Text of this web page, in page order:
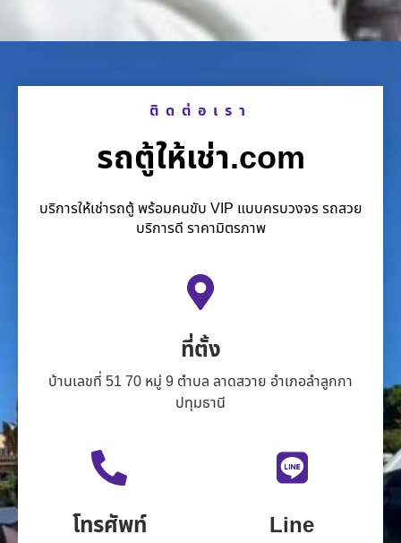
ติดต่อเรา
รถตู้ให้เช่า.com
บริการให้เช่ารถตู้ พร้อมคนขับ VIP แบบครบวงจร รถสวย
บริการดี ราคามิตรภาพ
ที่ตั้ง
บ้านเลขที่ 51 70 หมู่ 9 ตำบล ลาดสวาย อำเภอลำลูกกา
ปทุมธานี
โทรศัพท์ Line